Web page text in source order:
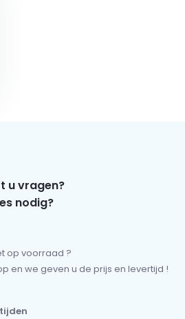
u vragen?
nodig?
op voorraad ?
en we geven u de prijs en levertijd !